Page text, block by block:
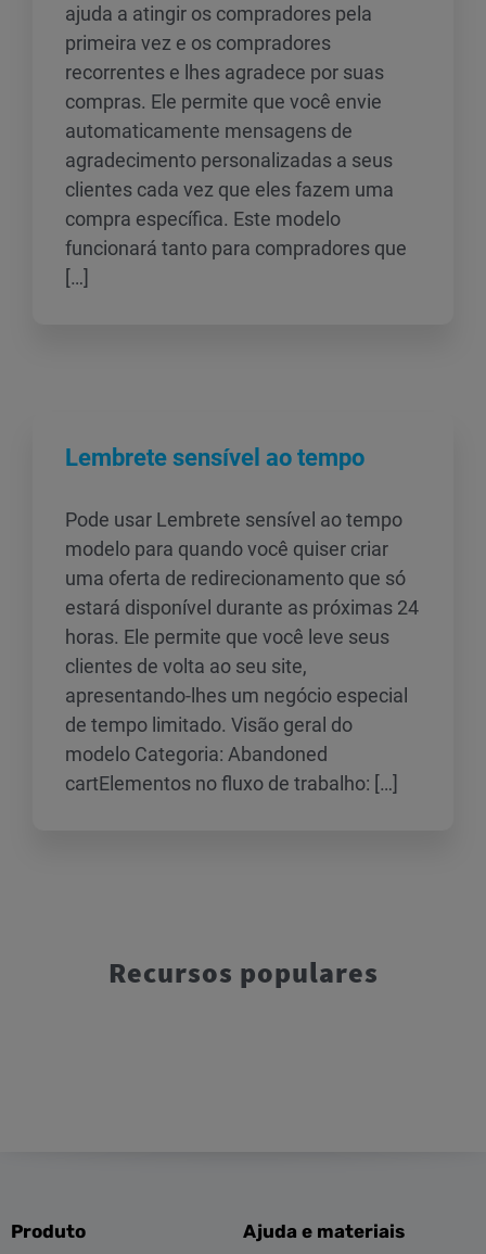
ajuda a atingir os compradores pela
primeira vez e os compradores
recorrentes e lhes agradece por suas
compras. Ele permite que você envie
automaticamente mensagens de
agradecimento personalizadas a seus
clientes cada vez que eles fazem uma
compra específica. Este modelo
funcionará tanto para compradores que
[…]
Lembrete sensível ao tempo
Pode usar Lembrete sensível ao tempo
modelo para quando você quiser criar
uma oferta de redirecionamento que só
estará disponível durante as próximas 24
horas. Ele permite que você leve seus
clientes de volta ao seu site,
apresentando-lhes um negócio especial
de tempo limitado. Visão geral do
modelo Categoria: Abandoned
cartElementos no fluxo de trabalho: […]
Recursos populares
Produto Ajuda e materiais